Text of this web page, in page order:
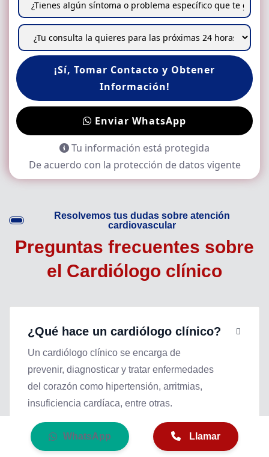
WhatsApp Llamar
¡Sí, Tomar Contacto y Obtener
Información!
Enviar WhatsApp
Tu información está protegida
De acuerdo con la protección de datos vigente
Resolvemos tus dudas sobre atención
cardiovascular
Preguntas frecuentes sobre
el Cardiólogo clínico
¿Qué hace un cardiólogo clínico?
Un cardiólogo clínico se encarga de
prevenir, diagnosticar y tratar enfermedades
del corazón como hipertensión, arritmias,
insuficiencia cardíaca, entre otras.
¿Con qué frecuencia debo acudir al